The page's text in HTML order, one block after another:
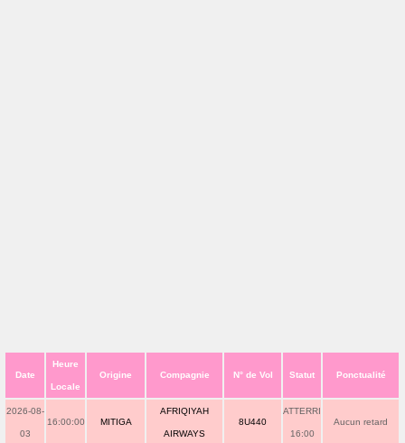
Date
Heure
Locale
Origine Compagnie N° de Vol Statut Ponctualité
2026-08-
03
16:00:00 MITIGA
AFRIQIYAH
AIRWAYS
8U440
ATTERRI
16:00
Aucun retard